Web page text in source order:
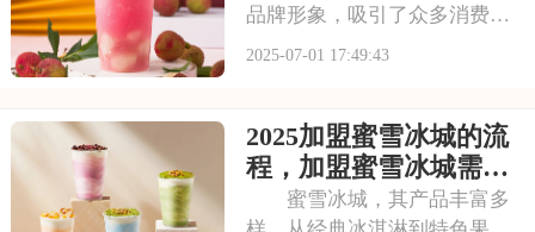
品牌形象，吸引了众多消费者
的目光。其成熟的运营模式和
冰城需要投入多少费用呢？以
下是开一家蜜雪冰城需要投资
多少钱，加盟蜜雪冰
2025-07-01 17:49:43
2025加盟蜜雪冰城的流
程，加盟蜜雪冰城需要
具备哪些条件
蜜雪冰城，其产品丰富多